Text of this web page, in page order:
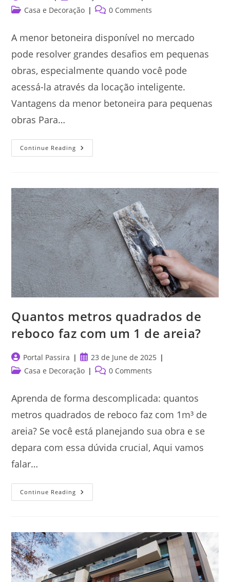
author:
published:
PostCasa e Decoração
Post0 Comments
A menor betoneira disponível no mercado
pode resolver grandes desafios em pequenas
obras, especialmente quando você pode
acessá-la através da locação inteligente.
Vantagens da menor betoneira para pequenas
obras Para…
Continue Reading Por
Que
No
Mercado
Pode
Ser
Perfeita
Para
Sua
Obra?
Quantos metros quadrados de
reboco faz com um 1 de areia?
Post
author:
Portal Passira
Post
published:
23 de June de 2025
PostCasa e Decoração
Post0 Comments
Aprenda de forma descomplicada: quantos
metros quadrados de reboco faz com 1m³ de
areia? Se você está planejando sua obra e se
depara com essa dúvida crucial, Aqui vamos
falar…
Continue Reading Quantos
Metros
Com
Um
1
De
Areia?